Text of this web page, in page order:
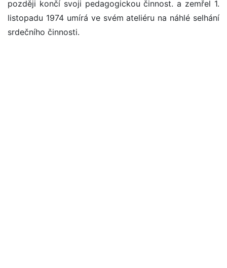
později končí svoji pedagogickou činnost. a zemřel 1.
listopadu 1974 umírá ve svém ateliéru na náhlé selhání
srdečního činnosti.